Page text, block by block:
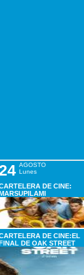
AGOSTO
Lunes
DE CINE:
DE CINE:EL
DE OAK STREET